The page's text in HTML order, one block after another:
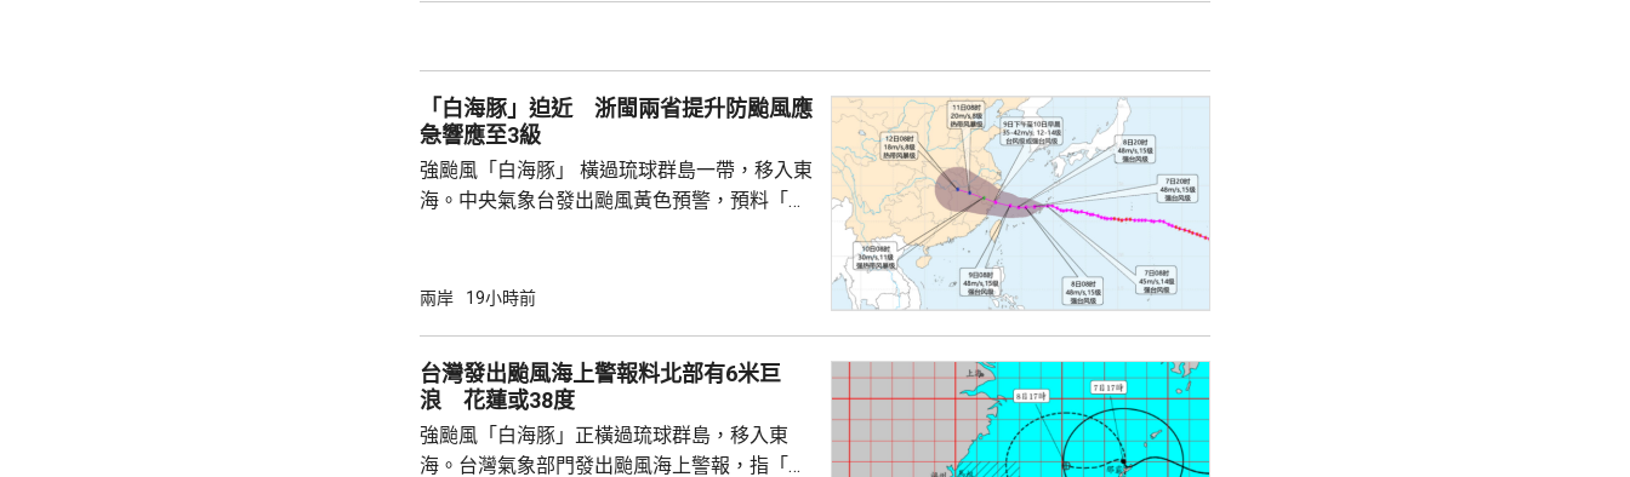
中方願同所羅門群島持續深化新時代相互尊
重、共同發展的全面戰略夥伴關係，推動兩
國...
「白海豚」迫近 浙閩兩省提升防颱風應
急響應至3級
強颱風「白海豚」 橫過琉球群島一帶，移入東
海。中央氣象台發出颱風黃色預警，預料「白
午及下午4時，提升防颱風應急響應至三級。
目已全部停工，290艘施工船全部進入安全水
域避風，泉州以北19條客渡運航線已停航。
浙江省氣象台預料「白海豚」有較...
兩岸 19小時前
台灣發出颱風海上警報料北部有6米巨
浪 花蓮或38度
強颱風「白海豚」正橫過琉球群島，移入東
海。台灣氣象部門發出颱風海上警報，指「白